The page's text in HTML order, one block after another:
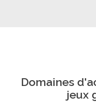
Domaines
jeux